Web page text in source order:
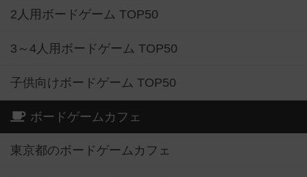
2人用ボードゲーム TOP50
3～4人用ボードゲーム TOP50
子供向けボードゲーム TOP50
ボードゲームカフェ
東京都のボードゲームカフェ